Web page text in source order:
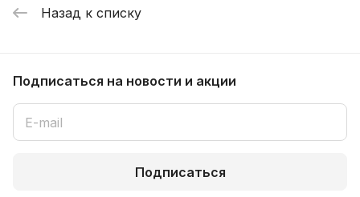
Назад к списку
Подписаться на новости и акции
Подписаться